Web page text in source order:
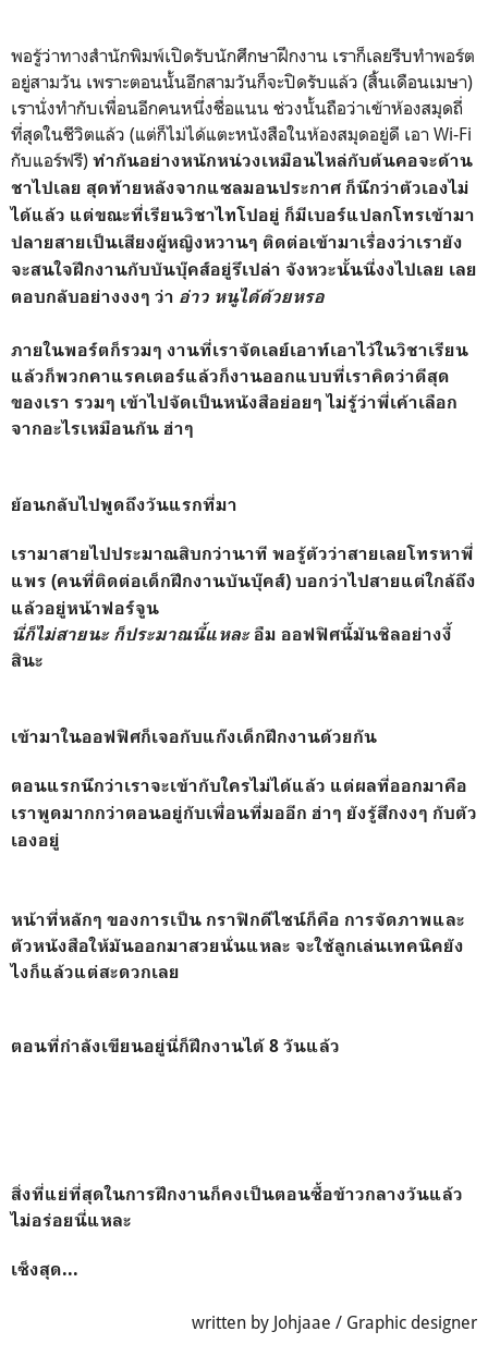
พอรู้ว่าทางสำนักพิมพ์เปิดรับนักศึกษาฝึกงาน เราก็เลยรีบทำพอร์ต
อยู่สามวัน เพราะตอนนั้นอีกสามวันก็จะปิดรับแล้ว (สิ้นเดือนเมษา)
เรานั่งทำกับเพื่อนอีกคนหนึ่งชื่อแนน ช่วงนั้นถือว่าเข้าห้องสมุดถี่
ที่สุดในชีวิตแล้ว (แต่ก็ไม่ได้แตะหนังสือในห้องสมุดอยู่ดี เอา Wi-Fi
กับแอร์ฟรี) ทำกันอย่างหนักหน่วงเหมือนไหล่กับต้นคอจะด้าน
ชาไปเลย สุดท้ายหลังจากแซลมอนประกาศ ก็นึกว่าตัวเองไม่
ได้แล้ว แต่ขณะที่เรียนวิชาไทโปอยู่ ก็มีเบอร์แปลกโทรเข้ามา
ปลายสายเป็นเสียงผู้หญิงหวานๆ ติดต่อเข้ามาเรื่องว่าเรายัง
จะสนใจฝึกงานกับบันบุ๊คส์อยู่รึเปล่า จังหวะนั้นนี่งงไปเลย เลย
ตอบกลับอย่างงงๆ ว่า อ่าว หนูได้ด้วยหรอ
ภายในพอร์ตก็รวมๆ งานที่เราจัดเลย์เอาท์เอาไว้ในวิชาเรียน
แล้วก็พวกคาแรคเตอร์แล้วก็งานออกแบบที่เราคิดว่าดีสุด
ของเรา รวมๆ เข้าไปจัดเป็นหนังสือย่อยๆ ไม่รู้ว่าพี่เค้าเลือก
จากอะไรเหมือนกัน ฮ่าๆ
ย้อนกลับไปพูดถึงวันแรกที่มา
เรามาสายไปประมาณสิบกว่านาที พอรู้ตัวว่าสายเลยโทรหาพี่
แพร (คนที่ติดต่อเด็กฝึกงานบันบุ๊คส์) บอกว่าไปสายแต่ใกล้ถึง
แล้วอยู่หน้าฟอร์จูน
นี่ก็ไม่สายนะ ก็ประมาณนี้แหละ อืม ออฟฟิศนี้มันชิลอย่างงี้
สินะ
เข้ามาในออฟฟิศก็เจอกับแก๊งเด็กฝึกงานด้วยกัน
ตอนแรกนึกว่าเราจะเข้ากับใครไม่ได้แล้ว แต่ผลที่ออกมาคือ
เราพูดมากกว่าตอนอยู่กับเพื่อนที่มออีก ฮ่าๆ ยังรู้สึกงงๆ กับตัว
เองอยู่
หน้าที่หลักๆ ของการเป็น กราฟิกดีไซน์ก็คือ การจัดภาพและ
ตัวหนังสือให้มันออกมาสวยนั่นแหละ จะใช้ลูกเล่นเทคนิคยัง
ไงก็แล้วแต่สะดวกเลย
ตอนที่กำลังเขียนอยู่นี่ก็ฝึกงานได้ 8 วันแล้ว
สิ่งที่แย่ที่สุดในการฝึกงานก็คงเป็นตอนซื้อข้าวกลางวันแล้ว
ไม่อร่อยนี่แหละ
เซ็งสุด...
written by Johjaae / Graphic designer